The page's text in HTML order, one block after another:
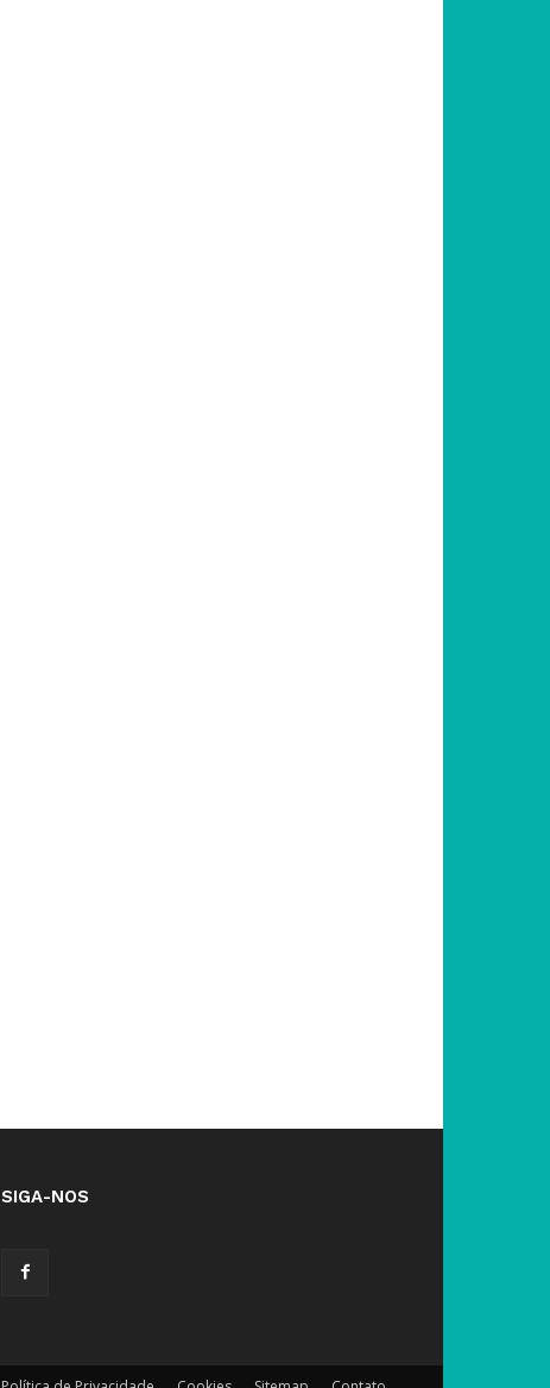
SIGA-NOS